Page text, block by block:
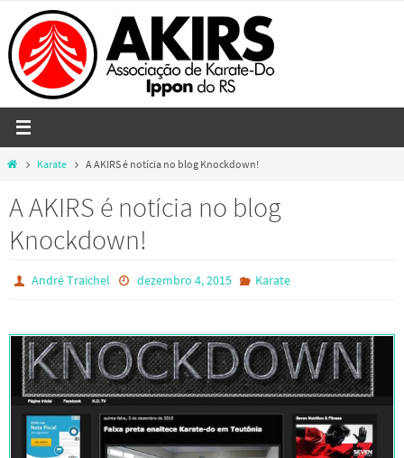
to
content
HomeKarate A AKIRS é notícia no blog Knockdown!
A AKIRS é notícia no blog
Knockdown!
André Traichel dezembro 4, 2015 Karate